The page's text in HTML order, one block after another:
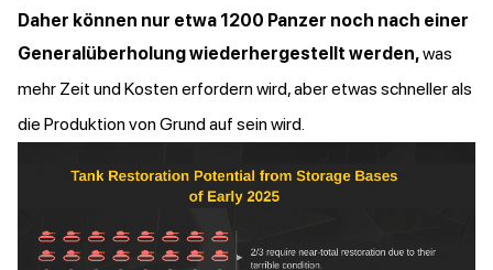
Daher können nur etwa 1200 Panzer noch nach einer
Generalüberholung wiederhergestellt werden,was
mehr Zeit und Kosten erfordern wird, aber etwas schneller als
die Produktion von Grund auf sein wird.